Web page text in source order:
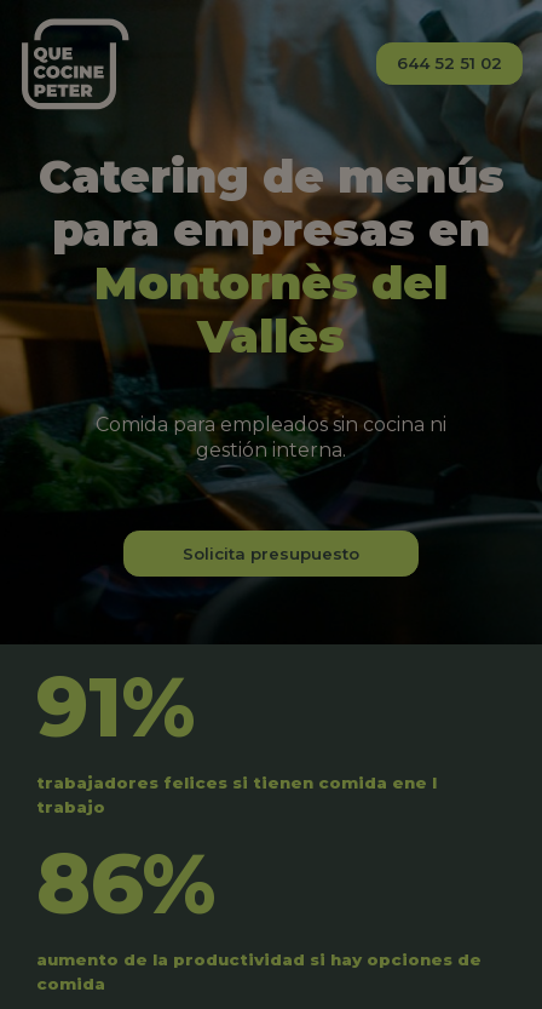
644 52 51 02
Catering de menús
para empresas en
Montornès del
Vallès
Comida para empleados sin cocina ni
gestión interna.
Solicita presupuesto
91%
trabajadores felices si tienen comida ene l
trabajo
86%
aumento de la productividad si hay opciones de
comida